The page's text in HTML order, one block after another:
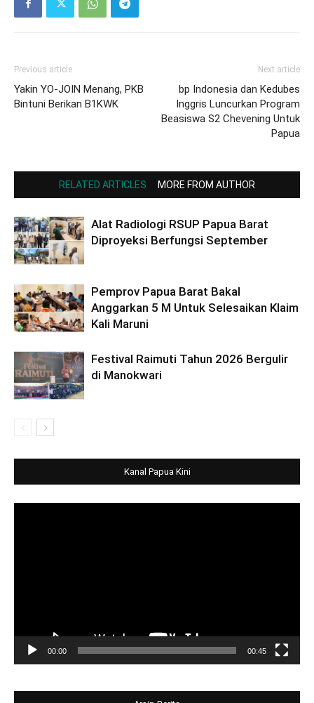
Previous article
Yakin YO-JOIN Menang, PKB
Bintuni Berikan B1KWK
Next article
bp Indonesia dan Kedubes
Inggris Luncurkan Program
Beasiswa S2 Chevening Untuk
Papua
RELATED ARTICLES MORE FROM AUTHOR
Alat Radiologi RSUP Papua Barat
Diproyeksi Berfungsi September
Pemprov Papua Barat Bakal
Anggarkan 5 M Untuk Selesaikan Klaim
Kali Maruni
Festival Raimuti Tahun 2026 Bergulir
di Manokwari
Kanal Papua Kini
00:00 00:45